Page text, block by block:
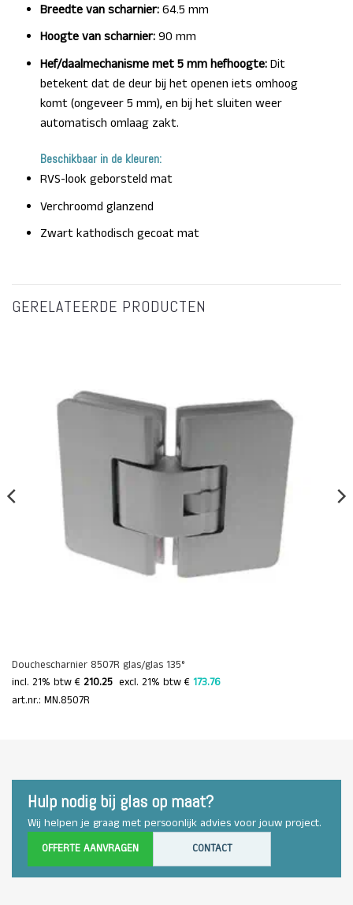
Breedte van scharnier:64.5 mm
Hoogte van scharnier:90 mm
Hef/daalmechanisme met 5 mm hefhoogte:Dit
betekent dat de deur bij het openen iets omhoog
komt (ongeveer 5 mm), en bij het sluiten weer
automatisch omlaag zakt.
Beschikbaar in de kleuren:
RVS-look geborsteld mat
Verchroomd glanzend
Zwart kathodisch gecoat mat
GERELATEERDE PRODUCTEN
Douchescharnier 8507R glas/glas 135°
incl. 21% btw € 210.25 excl. 21% btw € 173.76
art.nr.: MN.8507R
Hulp nodig bij glas op maat?
Wij helpen je graag met persoonlijk advies voor jouw project.
OFFERTE AANVRAGEN CONTACT